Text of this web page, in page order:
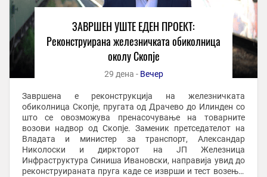
ЗАВРШЕН УШТЕ ЕДЕН ПРОЕКТ:
Реконструирана железничката обиколница
околу Скопје
29 дена - Вечер
Завршена е реконструкција на железничката
обиколница Скопје, пругата од Драчево до Илинден со
што се овозможува пренасочување на товарните
возови надвор од Скопје. Заменик претседателот на
Владата и министер за транспорт, Александар
Николоски и диркторот на ЈП Железница
Инфраструктура Синиша Ивановски, направија увид до
реконструираната пруга каде се изврши и тест возење.